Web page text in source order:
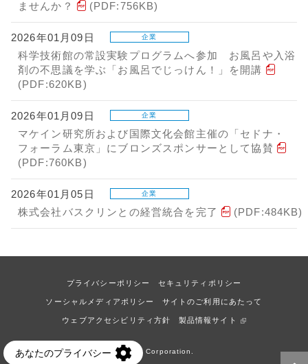
ませんか？
(PDF:756KB)
2026年01月09日 企業
科学技術館の常設実験プログラムへ参加 お風呂や入浴
剤の不思議を学ぶ「お風呂でじっけん！」を開講
(PDF:620KB)
2026年01月09日 企業
マケイン研究所および国際文化会館主催の「セドナ・
フォーラム東京」にブロンズスポンサーとして協賛
(PDF:760KB)
2026年01月05日 企業
株式会社バスクリンとの経営統合を完了 (PDF:484KB)
プライバシーポリシー セキュリティポリシー
ソーシャルメディアポリシー サイトのご利用にあたって
ウェブアクセシビリティ方針 製品情報サイト
© Earth Corporation.